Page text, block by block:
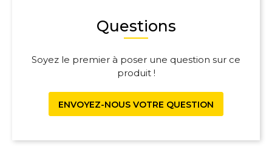
Questions
Soyez le premier à poser une question sur ce
produit !
ENVOYEZ-NOUS VOTRE QUESTION